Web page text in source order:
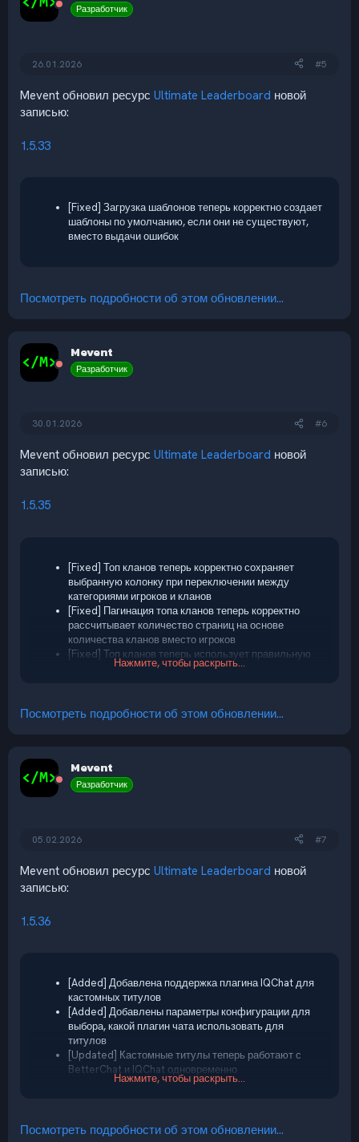
Разработчик
26.01.2026 #5
Mevent обновил ресурс Ultimate Leaderboard новой
записью:
1.5.33
[Fixed] Загрузка шаблонов теперь корректно создает
шаблоны по умолчанию, если они не существуют,
вместо выдачи ошибок
Посмотреть подробности об этом обновлении...
Mevent
Разработчик
30.01.2026 #6
Mevent обновил ресурс Ultimate Leaderboard новой
записью:
1.5.35
[Fixed] Топ кланов теперь корректно сохраняет
выбранную колонку при переключении между
категориями игроков и кланов
[Fixed] Пагинация топа кланов теперь корректно
рассчитывает количество страниц на основе
количества кланов вместо игроков
[Fixed] Топ кланов теперь использует правильную
колонку сортировки по умолчанию при открытии или
Нажмите, чтобы раскрыть...
Посмотреть подробности об этом обновлении...
Mevent
Разработчик
05.02.2026 #7
Mevent обновил ресурс Ultimate Leaderboard новой
записью:
1.5.36
[Added] Добавлена поддержка плагина IQChat для
кастомных титулов
[Added] Добавлены параметры конфигурации для
выбора, какой плагин чата использовать для
титулов
[Updated] Кастомные титулы теперь работают с
BetterChat и IQChat одновременно
Нажмите, чтобы раскрыть...
Посмотреть подробности об этом обновлении...